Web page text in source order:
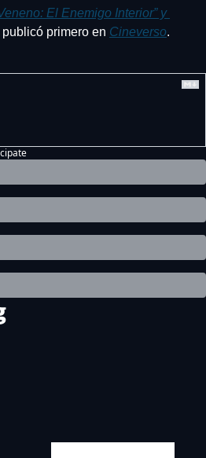
El Enemigo Interior” y
publicó primero en Cineverso.